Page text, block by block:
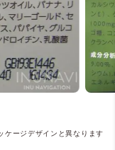
ージデザインと異なります